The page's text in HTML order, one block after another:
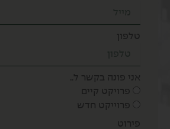
טלפון
אני פונה בקשר ל..
פרויקט קיים
פרוייקט חדש
פירוט